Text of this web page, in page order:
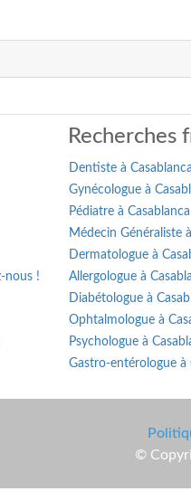
nous !
Recherches
Dentiste à Casablanca
Gynécologue à
Pédiatre à Casablanca
Médecin Généraliste
Dermatologue à
Allergologue à
Diabétologue à
Ophtalmologue à
Psychologue à
Gastro-entérologue à
©